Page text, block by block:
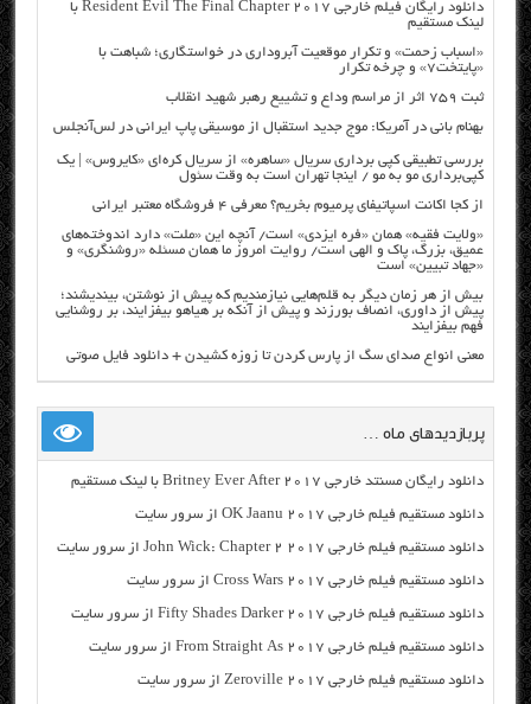
دانلود رایگان فیلم خارجی Resident Evil The Final Chapter 2017 با
لینک مستقیم
«اسباب زحمت» و تکرار موقعیت آبروداری در خواستگاری؛ شباهت با
«پایتخت۷» و چرخه تکرار
ثبت ۷۵۹ اثر از مراسم وداع و تشییع رهبر شهید انقلاب
بهنام بانی در آمریکا: موج جدید استقبال از موسیقی پاپ ایرانی در لس‌آنجلس
بررسی تطبیقی کپی برداری سریال «ساهره» از سریال کره‌ای «کایروس» | یک
کپی‌برداری مو به مو / اینجا تهران است به وقت سئول
از کجا اکانت اسپاتیفای پرمیوم بخریم؟ معرفی ۴ فروشگاه معتبر ایرانی
«ولایت فقیه» همان «فره ایزدی» است/ آنچه این «ملت» دارد اندوخته‌های
عمیق، بزرگ، پاک و الهی است/ روایت امروز ما همان مسئله «روشنگری» و
«جهاد تبیین» است
بیش از هر زمان دیگر به قلم‌هایی نیازمندیم که پیش از نوشتن، بیندیشند؛
پیش از داوری، انصاف بورزند و پیش از آنکه بر هیاهو بیفزایند، بر روشنایی
فهم بیفزایند
معنی انواع صدای سگ از پارس کردن تا زوزه کشیدن + دانلود فایل صوتی
پربازدیدهای ماه …
دانلود رایگان مسنتد خارجی Britney Ever After 2017 با لینک مستقیم
دانلود مستقیم فیلم خارجی OK Jaanu 2017 از سرور سایت
دانلود مستقیم فیلم خارجی John Wick: Chapter 2 2017 از سرور سایت
دانلود مستقیم فیلم خارجی Cross Wars 2017 از سرور سایت
دانلود مستقیم فیلم خارجی Fifty Shades Darker 2017 از سرور سایت
دانلود مستقیم فیلم خارجی From Straight As 2017 از سرور سایت
دانلود مستقیم فیلم خارجی Zeroville 2017 از سرور سایت